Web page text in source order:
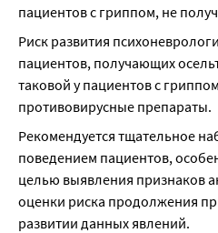
пациентов с гриппом, не
Риск развития
пациентов, получающих
таковой у пациентов с
противовирусные препараты.
Рекомендуется тщательное
поведением пациентов,
целью выявления признаков
оценки риска продолжения
развитии данных явлений.